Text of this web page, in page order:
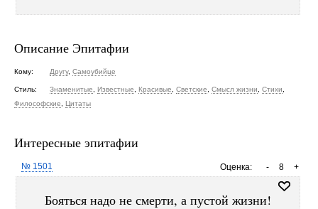
Описание Эпитафии
Кому: Другу, Самоубийце
Стиль: Знаменитые Известные Красивые Светские Смысл жизни Стихи
Философские
Цитаты
Интересные эпитафии
Оценка: +
8
-
№ 1501
Бояться надо не смерти, а пустой жизни!